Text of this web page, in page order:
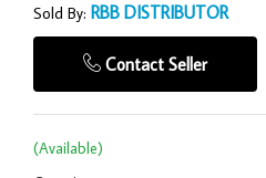
Sold By: RBB DISTRIBUTOR
Contact Seller
(Available)